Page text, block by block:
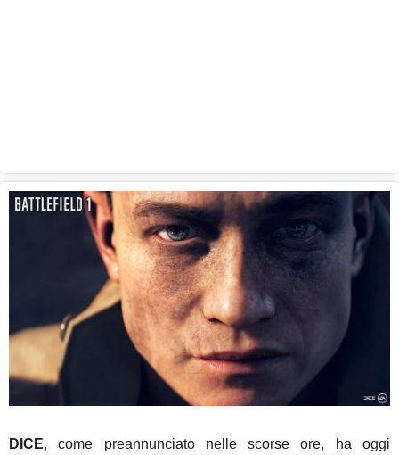
DICE, come preannunciato nelle scorse ore, ha oggi